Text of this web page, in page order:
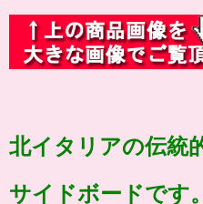
北イタリアの伝統
サイドボードです。